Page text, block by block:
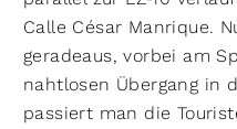
Calle César Manrique.
geradeaus, vorbei am
nahtlosen Übergang in
passiert man die